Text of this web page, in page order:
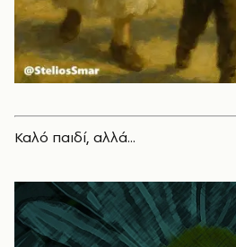
Καλό παιδί, αλλά...